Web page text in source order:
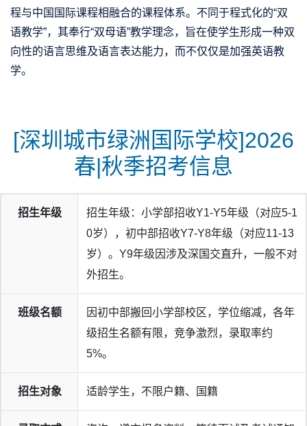
程与中国国际课程相融合的课程体系。不同于程式化的“双
语教学”，其奉行“双母语”教学理念，旨在使学生形成一种双
向性的语言思维及语言表达能力，而不仅仅是加强英语教
学。
[深圳城市绿洲国际学校]2026
春|秋季招考信息
招生年级
招生年级：小学部招收Y1-Y5年级（对应5-1
0岁），初中部招收Y7-Y8年级（对应11-13
岁）。Y9年级因涉及深国交直升，一般不对
外招生。
班级名额
因初中部搬回小学部校区，学位缩减，各年
级招生名额有限，竞争激烈，录取率约
5%。
招生对象 适龄学生，不限户籍、国籍